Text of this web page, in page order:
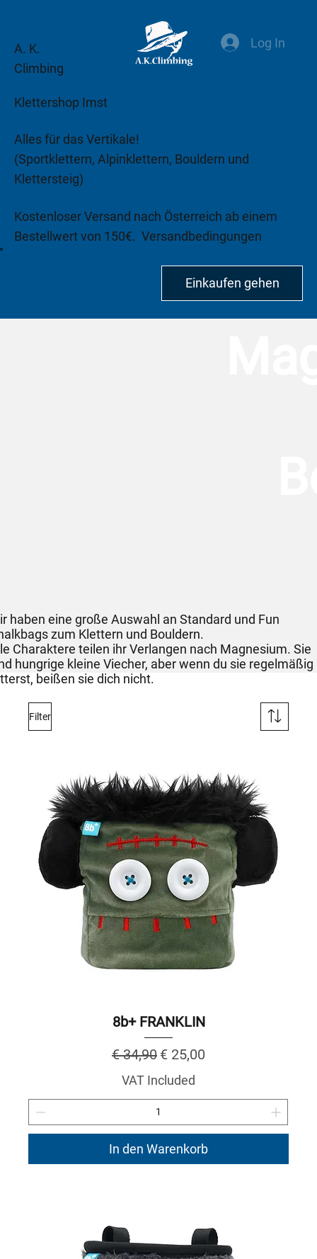
A. K.
Climbing
Klettershop Imst
Alles für das Vertikale!
(Sportklettern, Alpinklettern, Bouldern und
Klettersteig)
Kostenloser Versand nach Österreich ab einem
Bestellwert von 150€. Versandbedingungen
Log In
Filter
8b+ FRANKLIN
Regular Price
€ 34,90 Sale Price
€ 25,00
VAT Included
In den Warenkorb
haben eine große Auswahl an Standard und Fun
zum Klettern und Bouldern.
Charaktere teilen ihr Verlangen nach Magnesium. Sie
hungrige kleine Viecher, aber wenn du sie regelmäßig
beißen sie dich nicht.
Einkaufen gehen